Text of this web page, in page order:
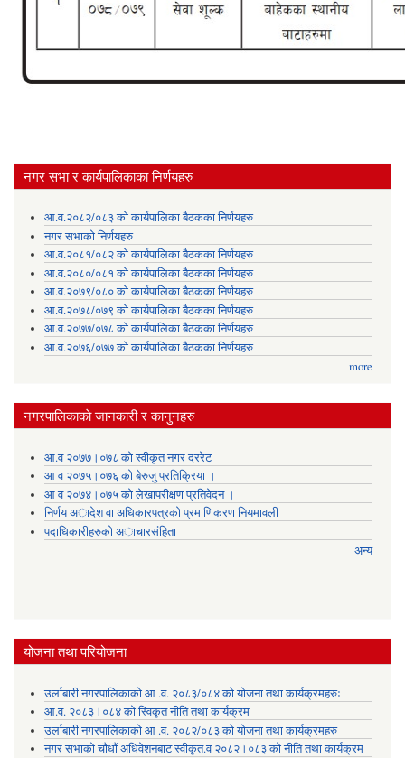
नगर सभा र कार्यपालिकाका निर्णयहरु
आ.व.२०८२/०८३ को कार्यपालिका बैठकका निर्णयहरु
नगर सभाको निर्णयहरु
आ.व.२०८१/०८२ को कार्यपालिका बैठकका निर्णयहरु
आ.व.२०८०/०८१ को कार्यपालिका बैठकका निर्णयहरु
आ.व.२०७९/०८० को कार्यपालिका बैठकका निर्णयहरु
आ.व.२०७८/०७९ को कार्यपालिका बैठकका निर्णयहरु
आ.व.२०७७/०७८ को कार्यपालिका बैठकका निर्णयहरु
आ.व.२०७६/०७७ को कार्यपालिका बैठकका निर्णयहरु
more
नगरपालिकाकाे जानकारी र कानुनहरु
आ.व २०७७।०७८ को स्वीकृत नगर दररेट
आ व २०७५।०७६ को बेरुजु प्रतिक्रिया ।
आ व २०७४।०७५ काे लेखापरीक्षण प्रतिवेदन ।
निर्णय अादेश वा अधिकारपत्रकाे प्रमाणिकरण नियमावली
पदाधिकारीहरुको अाचारसंहिता
अन्य
योजना तथा परियोजना
उर्लाबारी नगरपालिकाको आ .व. २०८३/०८४ को योजना तथा कार्यक्रमहरुः
आ.व. २०८३।०८४ को स्विकृत नीति तथा कार्यक्रम
उर्लाबारी नगरपालिकाको आ .व. २०८२/०८३ को योजना तथा कार्यक्रमहरु
नगर सभाको चौधौं अधिवेशनबाट स्वीकृत.व २०८२।०८३ को नीति तथा कार्यक्रम